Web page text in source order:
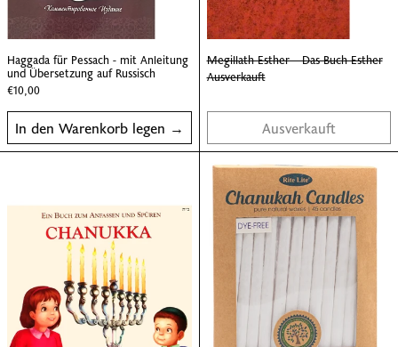
Haggada für Pessach - mit Anleitung
und Übersetzung auf Russisch
€10,00
In den Warenkorb legen
Megillath Esther – Das Buch Esther
Ausverkauft
Ausverkauft
Chanukka - Ein Fühlbuch Chanukka-